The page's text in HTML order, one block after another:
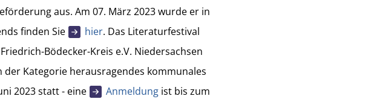
aus. Am 07. März 2023 wurde er in
finden Sie
hier. Das Literaturfestival
Bödecker-Kreis e.V. Niedersachsen
Kategorie herausragendes kommunales
2023 statt - eine
Anmeldung ist bis zum